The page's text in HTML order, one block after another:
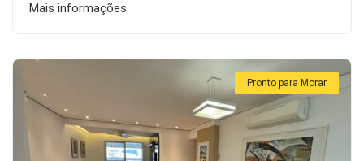
Mais informações
Pronto para Morar